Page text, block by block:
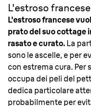
L'estroso francese
L'estroso francese
prato del suo cottage
rasato e curato. La
sono le ascelle, e per
con estrema cura. Per
occupa dei peli del
dedica particolare
probabilmente per